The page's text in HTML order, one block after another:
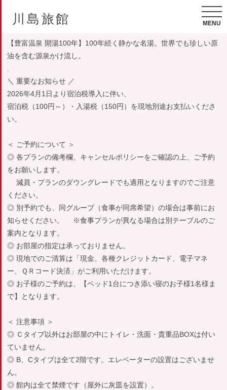
川島旅館 MENU
【豊富温泉 開湯100年】100年続く静かな名湯。世界でも珍しい原
油を含む源泉かけ流し。
＼ 重要なお知らせ ／
2026年4月1日より宿泊税導入に伴い、
宿泊税（100円～）・入湯税（150円）を現地別途お支払いくださ
い。
＜ ご予約について ＞
◎ 各プランの備考欄、キャンセルポリシーをご確認の上、ご予約
をお願いします。
減員・プランのダウングレードでも適用となりますのでご注意
ください。
◎ 別予約でも、同グループ（食事が同席希望）の場合は事前にお
知らせください。 ※食事プランが異なる場合は別テーブルのご
案内となります。
◎ お部屋の指定は承っておりません。
◎ 現地でのご清算は「現金、各種クレジットカード、電子マネ
ー、ＱＲコード決済」がご利用いただけます。
◎ お子様のご予約は、【ベッド1台につき添い寝のお子様1名様ま
で】となります。
＜ 注意事項 ＞
◎ Ｃタイプ以外はお部屋の中にトイレ・洗面・貴重品BOXは付い
ていません。
◎ B、Cタイプは全て2階です。エレベーターの設置はございませ
ん。
◎ 館内は全て禁煙です（屋外に灰皿を設置）。